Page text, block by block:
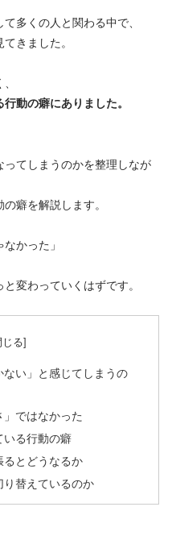
多くの人と関わる中で、
きました。
動の癖にありました。
てしまうのかを整理しなが
癖を解説します。
かった」
変わっていくはずです。
い」と感じてしまうの
ではなかった
る行動の癖
るとどうなるか
替えているのか